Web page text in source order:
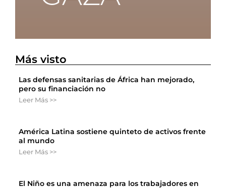
Más visto
Las defensas sanitarias de África han mejorado,
pero su financiación no
Leer Más >>
América Latina sostiene quinteto de activos frente
al mundo
Leer Más >>
El Niño es una amenaza para los trabajadores en